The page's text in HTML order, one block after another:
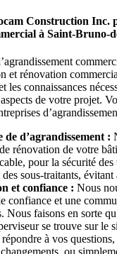
Construction Inc.
à Saint-Bruno-
et rénovation
les connaissances
de votre projet.
de d’agrandissement :
rénovation de votre
pour la sécurité
sous-traitants,
et confiance : Nous
confiance et une
Nous faisons en sorte
se trouve sur le
à vos